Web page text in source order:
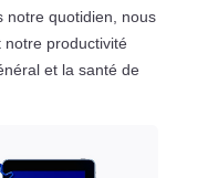
notre quotidien, nous
notre productivité
et la santé de